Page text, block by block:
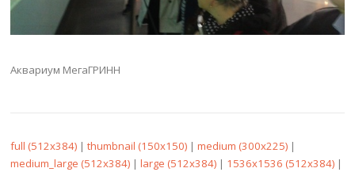
Аквариум МегаГРИНН
full (512x384) |thumbnail (150x150) |medium (300x225) |
medium_large (512x384) |large (512x384) | 1536x1536 (512x384) |